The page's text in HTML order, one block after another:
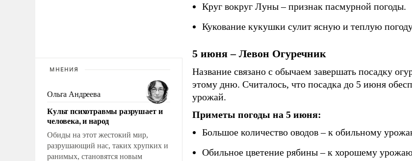
МНЕНИЯ
Ольга Андреева
Культ психотравмы разрушает и
человека, и народ
Обиды на этот жестокий мир,
разрушающий нас, таких хрупких и
ранимых, становятся новым
Круг вокруг Луны – признак пасмурной погоды.
Кукование кукушки сулит ясную и теплую
5 июня – Левон Огуречник
Название связано с обычаем завершать посадку
этому дню. Считалось, что посадка до 5 июня
урожай.
Приметы погоды на 5 июня:
Большое количество оводов – к обильному
Обильное цветение рябины – к хорошему